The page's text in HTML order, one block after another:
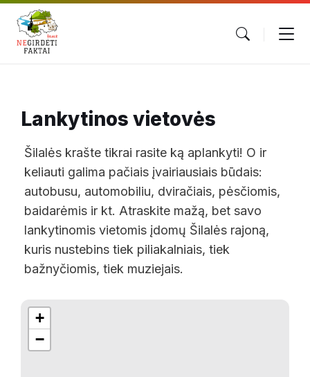
Lankytinos vietovės
Šilalės krašte tikrai rasite ką aplankyti! O ir
keliauti galima pačiais įvairiausiais būdais:
autobusu, automobiliu, dviračiais, pėsčiomis,
baidarėmis ir kt. Atraskite mažą, bet savo
lankytinomis vietomis įdomų Šilalės rajoną,
kuris nustebins tiek piliakalniais, tiek
bažnyčiomis, tiek muziejais.
+
−